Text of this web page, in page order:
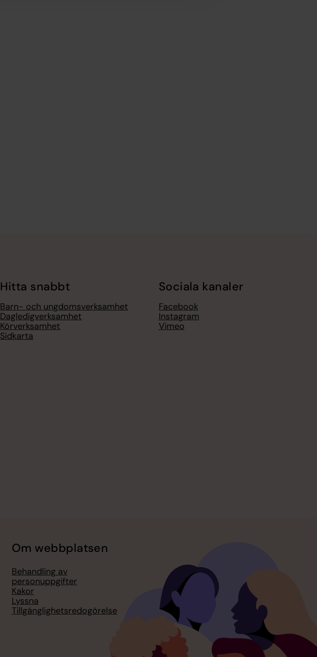
Hitta snabbt
Barn- och ungdomsverksamhet
Dagledigverksamhet
Körverksamhet
Sidkarta
Sociala kanaler
Facebook
Instagram
Vimeo
Om webbplatsen
Behandling av
personuppgifter
Kakor
Lyssna
Tillgänglighetsredogörelse